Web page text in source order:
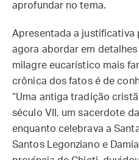
aprofundar no tema.
Apresentada a justificativa
agora abordar em
milagre eucarístico mais
crônica dos fatos é de
“Uma antiga tradição
século VII, um sacerdote
enquanto celebrava a
Santos Legonziano e